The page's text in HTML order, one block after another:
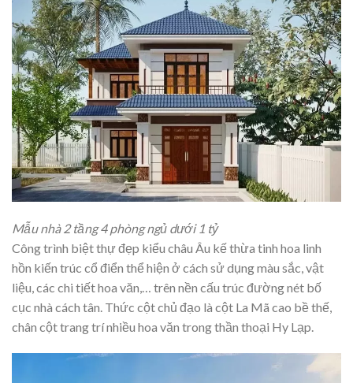
Mẫu nhà 2 tầng 4 phòng ngủ dưới 1 tỷ
Công trình biệt thự đẹp kiểu châu Âu kế thừa tinh hoa linh
hồn kiến trúc cổ điển thể hiện ở cách sử dụng màu sắc, vật
liệu, các chi tiết hoa văn,… trên nền cấu trúc đường nét bố
cục nhà cách tân. Thức cột chủ đạo là cột La Mã cao bề thế,
chân cột trang trí nhiều hoa văn trong thần thoại Hy Lạp.